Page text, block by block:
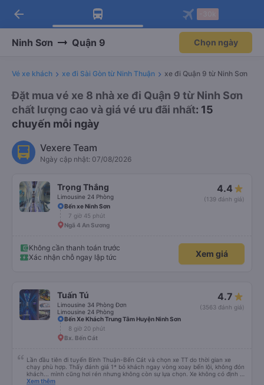
Tải app Vexere ngay!
Nhận ưu đãi thành viên độc
Mở app
Tải app Vexere
-30k/ghế khi đặt vé máy bay qua
Mở app
arrow_back
Ninh Sơn Quận 9 Chọn ngày
Vé xe khách xe đi Sài Gòn từ Ninh Thuận xe đi Quận 9 từ Ninh Sơn
Đặt mua vé xe 8 nhà xe đi Quận 9 từ Ninh Sơn
chất lượng cao và giá vé ưu đãi nhất: 15
chuyến mỗi ngày
Vexere Team
Ngày cập nhật: 07/08/2026
Trọng Thắng
Limousine 24 Phòng
4.4
(139 đánh giá)
Bến xe Ninh Sơn
7 giờ 45 phút
Ngã 4 An Sương
Không cần thanh toán trước
Xác nhận chỗ ngay lập tức
Xem giá
Tuấn Tú
Limousine 34 Phòng Đơn
Limousine 24 Phòng
4.7
(3563 đánh giá)
Bến Xe Khách Trung Tâm Huyện Ninh Sơn
8 giờ 20 phút
Bx. Bến Cát
Lần đầu tiên đi tuyến Bình Thuận-Bến Cát và chọn xe TT do thời gian xe
chạy phù hợp. Thấy đánh giá 1* bỏ khách ngay vòng xoay bến lội, không đón
khách... mình cũng hơi rén nhưng không còn sự lựa chọn. Xe không có định vị
nhưng chạy đúng giờ, lệch có vài phút. Tài xế, phụ xe thân thiện, trả khách
Xem thêm